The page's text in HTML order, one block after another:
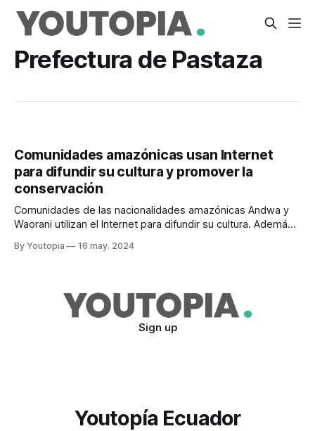
Prefectura de Pastaza
Comunidades amazónicas usan Internet
para difundir su cultura y promover la
conservación
Comunidades de las nacionalidades amazónicas Andwa y
Waorani utilizan el Internet para difundir su cultura. Además,
Emilia Trujillo Daniel Dahua está aprovechando la conexión a
By Youtopia 16 may. 2024
Sign up
Youtopía Ecuador